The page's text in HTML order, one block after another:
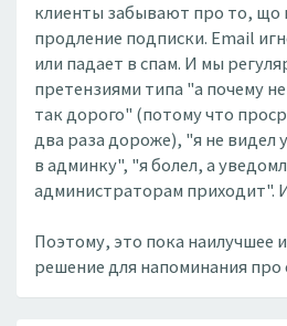
клиенты забывают про то, що
продление подписки. Email
или падает в спам. И мы
претензиями типа "а почему
так дорого" (потому что
два раза дороже), "я не видел
в админку", "я болел, а
администраторам приходит".
Поэтому, это пока наилучшее
решение для напоминания про